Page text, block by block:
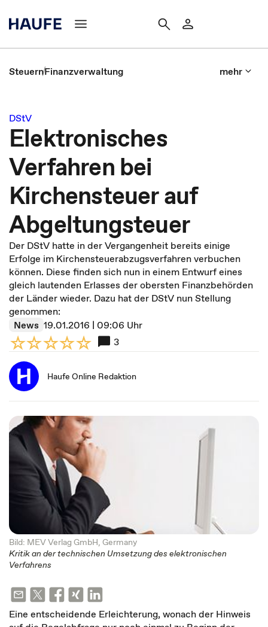
SteuernFinanzverwaltung mehr
DStV
Elektronisches
Verfahren bei
Kirchensteuer auf
Abgeltungsteuer
Der DStV hatte in der Vergangenheit bereits einige
Erfolge im Kirchensteuerabzugsverfahren verbuchen
können. Diese finden sich nun in einem Entwurf eines
gleich lautenden Erlasses der obersten Finanzbehörden
der Länder wieder. Dazu hat der DStV nun Stellung
genommen:
News 19.01.2016 | 09:06 Uhr
3
Haufe Online Redaktion
Bild: MEV Verlag GmbH, Germany
Kritik an der technischen Umsetzung des elektronischen
Verfahrens
Eine entscheidende Erleichterung, wonach der Hinweis